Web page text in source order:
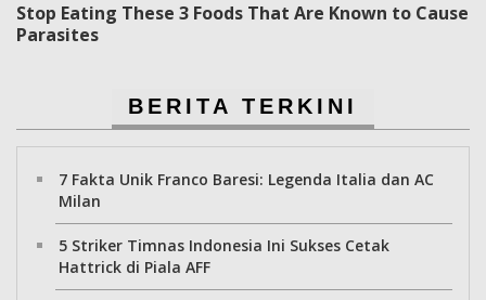
Stop Eating These 3 Foods That Are Known to Cause
Parasites
BERITA TERKINI
7 Fakta Unik Franco Baresi: Legenda Italia dan AC
Milan
5 Striker Timnas Indonesia Ini Sukses Cetak
Hattrick di Piala AFF